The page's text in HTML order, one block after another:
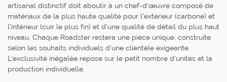
artisanal distinctif doit aboutir à un chef-d'œuvre composé de
matériaux de la plus haute qualité pour l'extérieur (carbone) et
l'intérieur (cuir le plus fin) et d'une qualité de détail du plus haut
niveau. Chaque Roadster restera une pièce unique, construite
selon les souhaits individuels d'une clientèle exigeante.
L'exclusivité inégalée repose sur le petit nombre d'unités et la
production individuelle.